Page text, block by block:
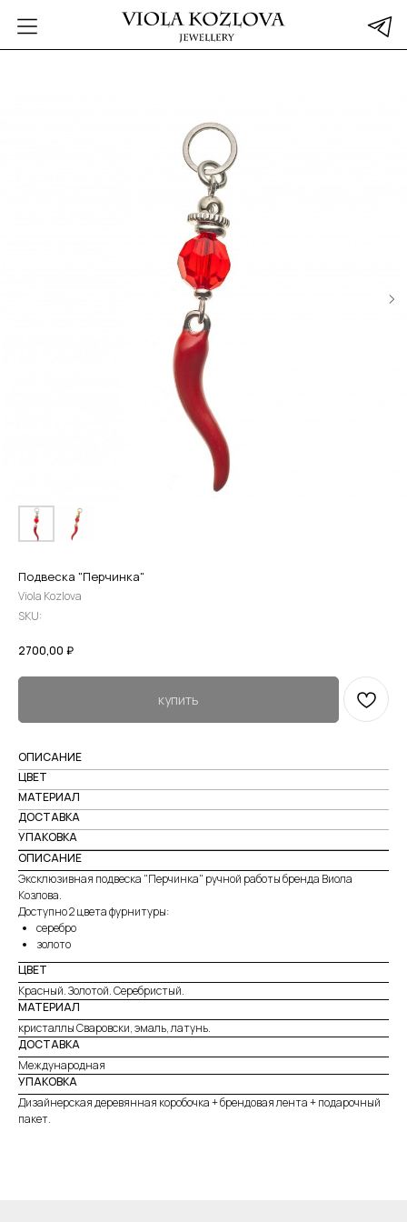
Подвеска "Перчинка"
Viola Kozlova
SKU:
2700,00 ₽
купить
ОПИСАНИЕ
ЦВЕТ
МАТЕРИАЛ
ДОСТАВКА
УПАКОВКА
ОПИСАНИЕ
Эксклюзивная подвеска "Перчинка" ручной работы бренда Виола
Козлова.
Доступно 2 цвета фурнитуры:
серебро
золото
ЦВЕТ
Красный. Золотой. Серебристый.
МАТЕРИАЛ
кристаллы Сваровски, эмаль, латунь.
ДОСТАВКА
Международная
УПАКОВКА
Дизайнерская деревянная коробочка + брендовая лента + подарочный
пакет.